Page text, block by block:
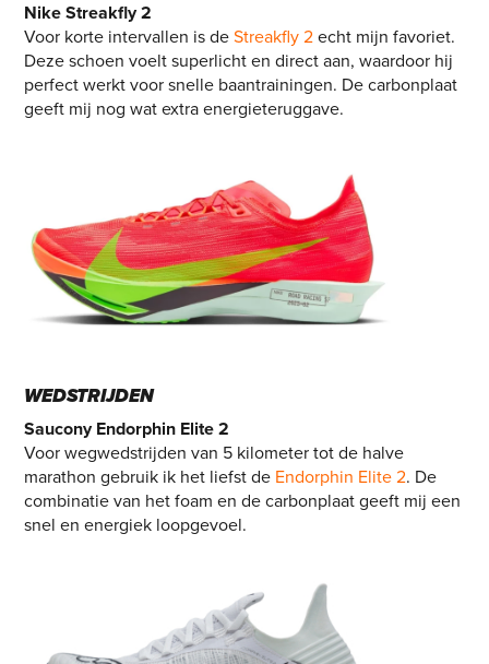
Nike Streakfly 2
Voor korte intervallen is de Streakfly 2echt mijn favoriet.
Deze schoen voelt superlicht en direct aan, waardoor hij
perfect werkt voor snelle baantrainingen. De carbonplaat
geeft mij nog wat extra energieteruggave.
WEDSTRIJDEN
Saucony Endorphin Elite 2
Voor wegwedstrijden van 5 kilometer tot de halve
marathon gebruik ik het liefst de Endorphin Elite 2. De
combinatie van het foam en de carbonplaat geeft mij een
snel en energiek loopgevoel.